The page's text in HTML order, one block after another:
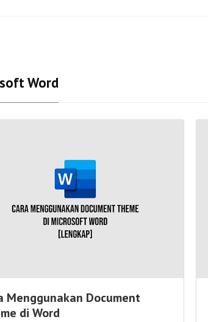
Word
Menggunakan Document
di Word